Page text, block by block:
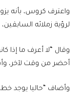
واعترف كروس، بأنه
لرؤية زملائه
وقال “لا أعرف ما إذا
أحضر من وقت لآخر،
وأضاف “حاليا يوجد